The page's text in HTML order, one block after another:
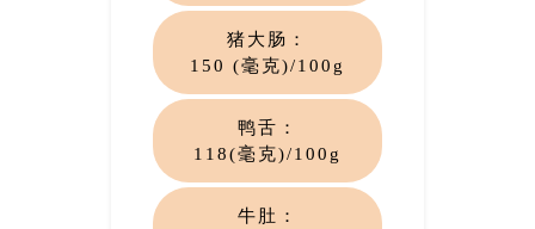
猪大肠：
150 (毫克)/100g
鸭舌：
118(毫克)/100g
牛肚：